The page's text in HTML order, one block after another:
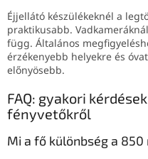
Éjjellátó készülékeknél a
praktikusabb.
függ. Általános
érzékenyebb helyekre és
előnyösebb.
FAQ: gyakori
fényvetőkről
Mi a fő különbség a